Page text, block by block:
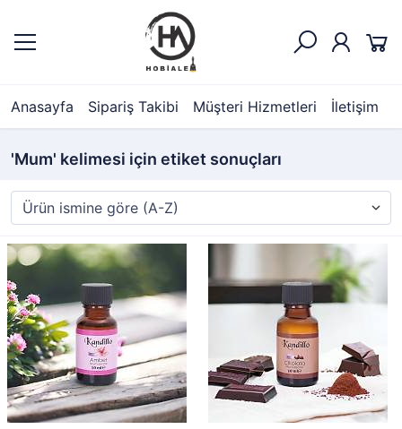
Anasayfa Sipariş Takibi Müşteri Hizmetleri İletişim
'Mum' kelimesi için etiket sonuçları